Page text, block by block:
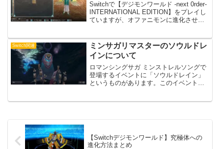
Switchで【デジモンワールド -next 0rder-
INTERNATIONAL EDITION】をプレイし
ていますが、オファニモンに進化させる
事更新おすす...
Switch関連
ミンサガリマスターのソウルドレ
インについて
ロマンシングサガ ミンストレルソングで
登場するイベントに「ソウルドレイン」
というものがあります。このイベントは
【Switchデジモンワールド】究極体への
進化方法まとめ